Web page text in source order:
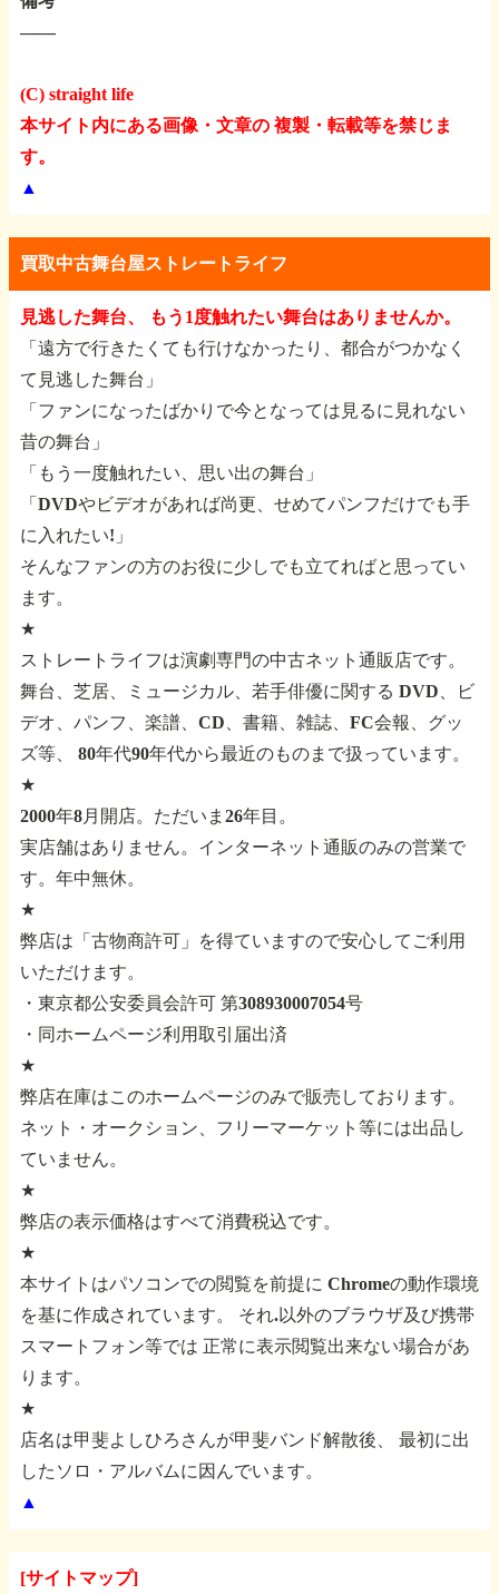
――
(C) straight life
本サイト内にある画像・文章の 複製・転載等を禁じま
す。
▲
買取中古舞台屋ストレートライフ
見逃した舞台、 もう1度触れたい舞台はありませんか。
「遠方で行きたくても行けなかったり、都合がつかなく
て見逃した舞台」
「ファンになったばかりで今となっては見るに見れない
昔の舞台」
「もう一度触れたい、思い出の舞台」
「DVDやビデオがあれば尚更、せめてパンフだけでも手
に入れたい!」
そんなファンの方のお役に少しでも立てればと思ってい
ます。
★
ストレートライフは演劇専門の中古ネット通販店です。
舞台、芝居、ミュージカル、若手俳優に関する DVD、ビ
デオ、パンフ、楽譜、CD、書籍、雑誌、FC会報、グッ
ズ等、
80年代90年代から最近のものまで扱っています。
★
2000年8月開店。ただいま26年目。
実店舗はありません。インターネット通販のみの営業で
す。年中無休。
★
弊店は「古物商許可」を得ていますので安心してご利用
いただけます。
・東京都公安委員会許可 第308930007054号
・同ホームページ利用取引届出済
★
弊店在庫はこのホームページのみで販売しております。
ネット・オークション、フリーマーケット等には出品し
ていません。
★
弊店の表示価格はすべて消費税込です。
★
本サイトはパソコンでの閲覧を前提に Chromeの動作環境
を基に作成されています。
それ.以外のブラウザ及び携帯
スマートフォン等では 正常に表示閲覧出来ない場合があ
ります。
★
店名は甲斐よしひろさんが甲斐バンド解散後、
最初に出
したソロ・アルバムに因んでいます。
▲
[サイトマップ]